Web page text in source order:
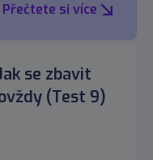
Přečtete si více
se zbavit
(Test 9)